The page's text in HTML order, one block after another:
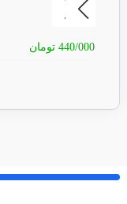
440/000 تومان